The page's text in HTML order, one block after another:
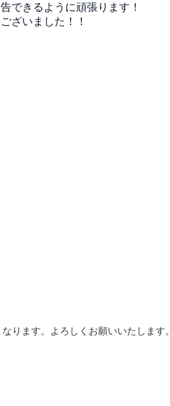
できるように頑張ります！
ざいました！！
ります。よろしくお願いいたします。